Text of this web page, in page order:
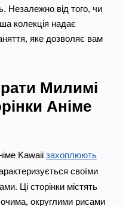
Незалежно від того, чи
колекція надає
яке дозволяє вам
Милимі
Аніме
Kawaii захоплюють
своїми
Ці сторінки містять
округлими рисами